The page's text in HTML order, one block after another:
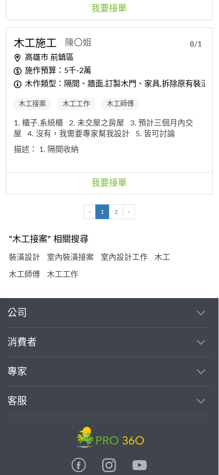
我要接單
木工施工 陳〇姐
高雄市 前鎮區
施作預算：5千-2萬
木作類型：隔間、牆面,訂製木門、家具,拆除原有裝潢並
8/1
木工接案 木工工作 木工師傅
1. 櫃子,系統櫃 2. 未交屋之房屋
3. 預計三個月內交
屋
4. 沒有，我需要專家幫我設計
5. 皆可討論
描述： 1. 隔間收納
我要接單
‹ 1 2 ›
"木工接案" 相關搜尋
裝潢設計 室內裝潢接案 室內設計工作 木工
木工師傅 木工工作
公司
消費者
專家
客服